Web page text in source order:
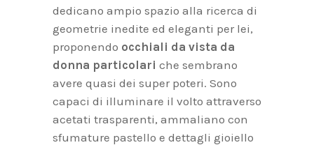
dedicano ampio spazio alla ricerca di
geometrie inedite ed eleganti per lei,
proponendo occhiali da vista da
donna particolari che sembrano
avere quasi dei super poteri. Sono
capaci di illuminare il volto attraverso
acetati trasparenti, ammaliano con
sfumature pastello e dettagli gioiello